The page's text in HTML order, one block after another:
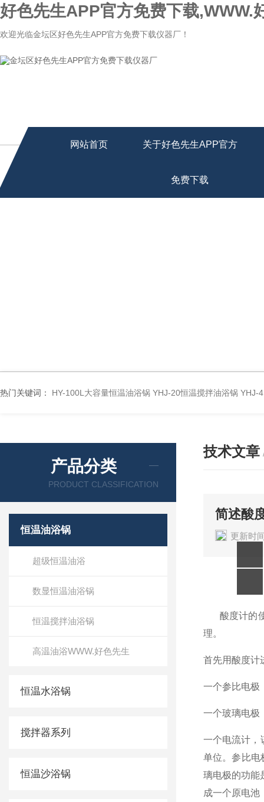
好色先生APP官方免费下载,WWW.
欢迎光临金坛区好色先生APP官方免费下载仪器厂！
网站首页 关于好色先生APP官方
免费下载
热门关键词： HY-100L大容量恒温油浴锅 YHJ-20恒温搅拌油浴锅 YHJ-
产品分类
PRODUCT CLASSIFICATION
恒温油浴锅
超级恒温油浴
数显恒温油浴锅
恒温搅拌油浴锅
高温油浴WWW.好色先生
恒温水浴锅
搅拌器系列
恒温沙浴锅
技术文章
简述酸
更新时
酸度计的
理。
首先用酸度计
一个参比电极
一个玻璃电极
一个电流计
单位。参比
璃电极的功能
成一个原电池